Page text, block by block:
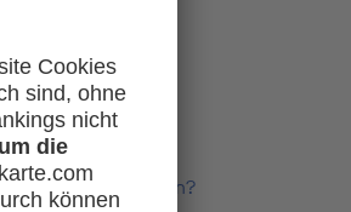
geschäftlich nutzen?